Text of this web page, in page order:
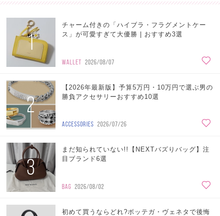
1
チャーム付きの「ハイブラ・フラグメントケー
ス」が可愛すぎて大優勝 | おすすめ3選
WALLET 2026/08/07
2
【2026年最新版】予算5万円・10万円で選ぶ男の
勝負アクセサリーおすすめ10選
ACCESSORIES 2026/07/26
3
まだ知られていない!!【NEXTバズりバッグ】注
目ブランド6選
BAG 2026/08/02
初めて買うならどれ?ボッテガ・ヴェネタで後悔